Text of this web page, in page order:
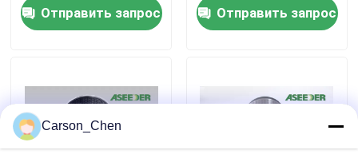
Сопло потока разбрызгивающей головки масла
сопла сандбластинг карбида
Отправить запрос
скольжения
радиальный для
Отправить запрос
Carson_Chen